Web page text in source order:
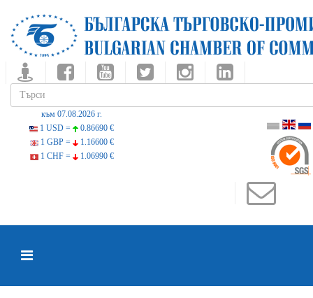
към 07.08.2026 г.
1 USD =
0.86690 €
1 GBP =
1.16600 €
1 CHF =
1.06990 €